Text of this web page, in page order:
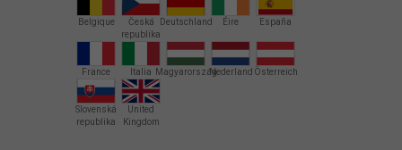
Belgique
Česká
republika
Deutschland Éire España
France Italia MagyarországNederland Österreich
Slovenská
republika
United
Kingdom